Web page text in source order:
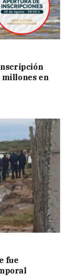
millones en
fue